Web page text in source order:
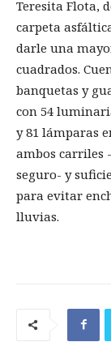
Teresita Flota,
carpeta
darle una
cuadrados.
banquetas y
con 54
y 81 lámparas
ambos carriles
seguro- y
para evitar
lluvias.